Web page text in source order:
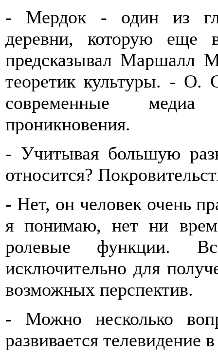
- Мердок - один из
деревни, которую еще
предсказывал Маршалл
теоретик культуры. - О.
современные медиа
проникновения.
- Учитывая большую
относится?
- Нет, он человек очень
я понимаю, нет ни
ролевые функции.
исключительно для
возможных перспектив.
- Можно несколько
развивается телевидение